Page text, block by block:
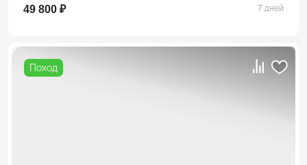
49 800 ₽ 7 дней
Поход